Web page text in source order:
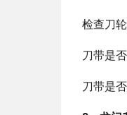
检查刀
刀带是
刀带是